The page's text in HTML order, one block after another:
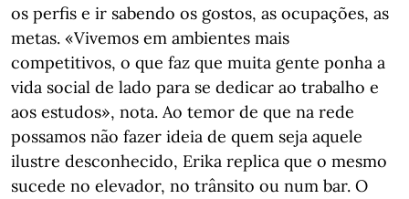
os perfis e ir sabendo os gostos, as ocupações, as
metas. «Vivemos em ambientes mais
competitivos, o que faz que muita gente ponha a
vida social de lado para se dedicar ao trabalho e
aos estudos», nota. Ao temor de que na rede
possamos não fazer ideia de quem seja aquele
ilustre desconhecido, Erika replica que o mesmo
sucede no elevador, no trânsito ou num bar. O